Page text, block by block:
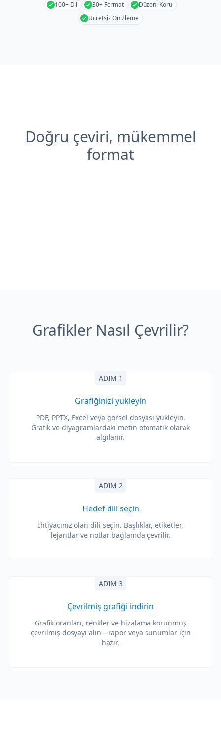
100+ Dil 30+ Format
Düzeni Koru
Ücretsiz Önizleme
Doğru çeviri, mükemmel
format
Grafikler Nasıl Çevrilir?
ADIM 1
Grafiğinizi yükleyin
PDF, PPTX, Excel veya görsel dosyası yükleyin.
Grafik ve diyagramlardaki metin otomatik olarak
algılanır.
ADIM 2
Hedef dili seçin
İhtiyacınız olan dili seçin. Başlıklar, etiketler,
lejantlar ve notlar bağlamda çevrilir.
ADIM 3
Çevrilmiş grafiği indirin
Grafik oranları, renkler ve hizalama korunmuş
çevrilmiş dosyayı alın—rapor veya sunumlar için
hazır.